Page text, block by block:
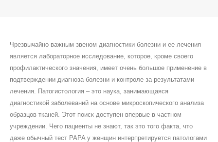
Чрезвычайно важным звеном диагностики болезни и ее лечения
является лабораторное исследование, которое, кроме своего
профилактического значения, имеет очень большое применение в
подтверждении диагноза болезни и контроле за результатами
лечения. Патогистология – это наука, занимающаяся
диагностикой заболеваний на основе микроскопического анализа
образцов тканей. Этот поиск доступен впервые в частном
учреждении. Чего пациенты не знают, так это того факта, что
даже обычный тест PAPA у женщин интерпретируется патологами